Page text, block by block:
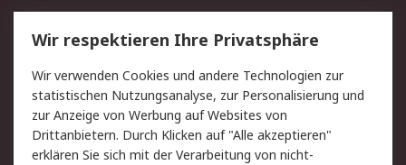
Service
Value Added Services
Lieferlösungen
Rücksendungen
Kontakt
Hilfe
Privatkunden
Rechtliches
Wir respektieren Ihre Privatsphäre
Wir verwenden Cookies und andere Technologien zur
statistischen Nutzungsanalyse, zur Personalisierung und
zur Anzeige von Werbung auf Websites von
Drittanbietern. Durch Klicken auf "Alle akzeptieren"
erklären Sie sich mit der Verarbeitung von nicht-